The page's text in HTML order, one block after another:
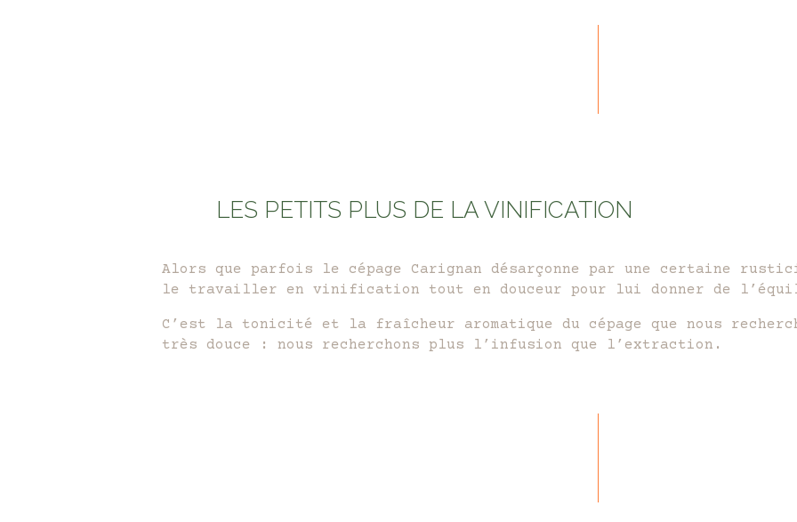
LES PETITS PLUS DE LA VINIFICATION
Alors que parfois le cépage Carignan désarçonne par une certaine
le travailler en vinification tout en douceur pour lui donner de
C’est la tonicité et la fraîcheur aromatique du cépage que nous
très douce : nous recherchons plus l’infusion que l’extraction.